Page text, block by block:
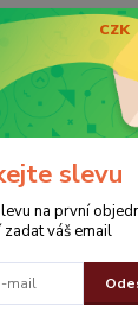
CZK
žlutý
slevu
na první
zadat váš email